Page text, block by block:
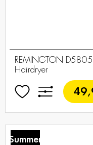
REMINGTON
Hairdryer
Summer